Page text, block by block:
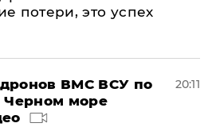
потери, это успех
ВМС ВСУ по
Черном море
20:11